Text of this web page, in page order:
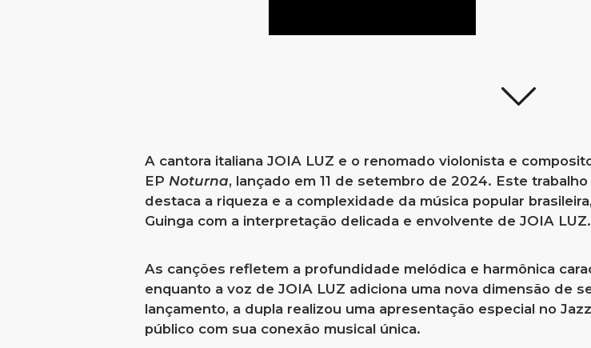
A cantora italiana JOIA LUZ e o renomado violonista e
EPNoturna, lançado em 11 de setembro de 2024. Este
destaca a riqueza e a complexidade da música popular
Guinga com a interpretação delicada e envolvente de JOIA LUZ.
As canções refletem a profundidade melódica e harmônica
enquanto a voz de JOIA LUZ adiciona uma nova dimensão de
lançamento, a dupla realizou uma apresentação especial no
público com sua conexão musical única.